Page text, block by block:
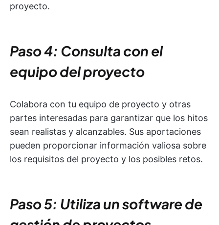
proyecto.
Paso 4: Consulta con el
equipo del proyecto
Colabora con tu equipo de proyecto y otras
partes interesadas para garantizar que los hitos
sean realistas y alcanzables. Sus aportaciones
pueden proporcionar información valiosa sobre
los requisitos del proyecto y los posibles retos.
Paso 5: Utiliza un software de